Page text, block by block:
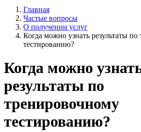
Главная
Частые вопросы
О получении услуг
Когда можно узнать результаты
тестированию?
Когда можно
результаты по
тренировочному
тестированию?